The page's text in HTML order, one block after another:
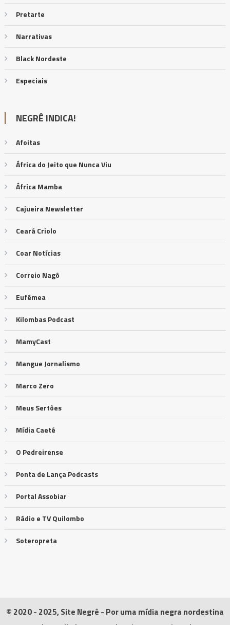
Pretarte
Narrativas
Black Nordeste
Especiais
NEGRÊ INDICA!
Afoitas
África do Jeito que Nunca Viu
África Mamba
Cajueira Newsletter
Ceará Criolo
Coar Notícias
Correio Nagô
Eufêmea
Kilombas Podcast
MamyCast
Mangue Jornalismo
Marco Zero
Meus Sertões
Mídia Caeté
O Pedreirense
Ponta de Lança Podcasts
Portal Assobiar
Rádio e TV Quilombo
Soteropreta
© 2020 - 2025, Site Negrê - Por uma mídia negra nordestina